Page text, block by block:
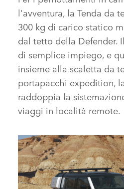
l'avventura, la Tenda da
300 kg di carico statico
dal tetto della Defender.
di semplice impiego, e
insieme alla scaletta da
portapacchi expedition,
raddoppia la
viaggi in località remote.